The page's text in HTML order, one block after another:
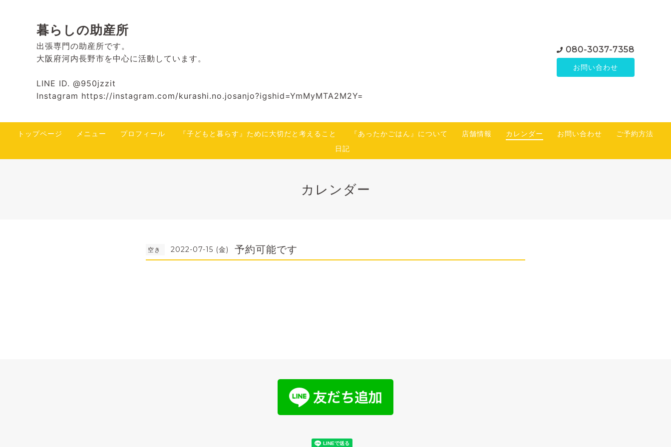
暮らしの助産所
出張専門の助産所です。
大阪府河内長野市を中心に活動しています。
LINE ID. @950jzzit
Instagram https://instagram.com/kurashi.no.josanjo?igshid=YmMyMTA2M2Y=
080-3037-7358
お問い合わせ
トップページ メニュー プロフィール 『子どもと暮らす』ために大切だと考えること 『あったかごはん』について 店舗情報 カレンダー お問い合わせ
ご予約方法
日記
カレンダー
空き 2022-07-15 (金) 予約可能です